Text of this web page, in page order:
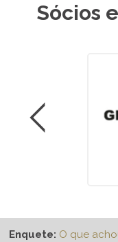
Sócios
Enquete: O que